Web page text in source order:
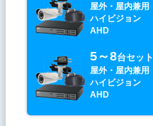
屋外・屋内兼用
ハイビジョン
AHD
5～8台セット
屋外・屋内兼用
ハイビジョン
AHD